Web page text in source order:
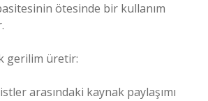
ötesinde bir kullanım
gerilim üretir:
arasındaki kaynak paylaşımı